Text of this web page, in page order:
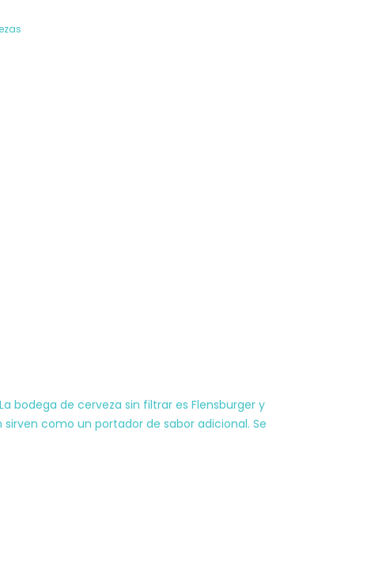
bodega de cerveza sin filtrar es Flensburger y
como un portador de sabor adicional. Se